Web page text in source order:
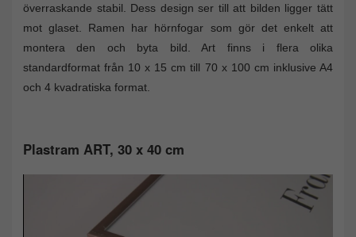
överraskande stabil. Dess design ser till att bilden ligger tätt
mot glaset. Ramen har hörnfogar som gör det enkelt att
montera den och byta bild. Art finns i flera olika
standardformat från 10 x 15 cm till 70 x 100 cm inklusive A4
och 4 kvadratiska format.
Plastram ART, 30 x 40 cm